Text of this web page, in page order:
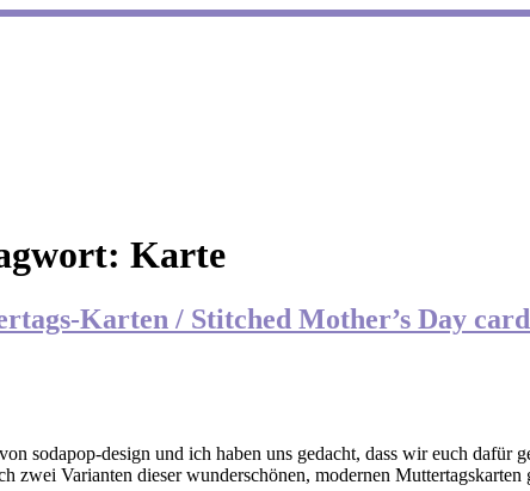
Karte
Karten / Stitched Mother’s Day
sodapop-design und ich haben uns gedacht, dass wir euch
zwei Varianten dieser wunderschönen, modernen